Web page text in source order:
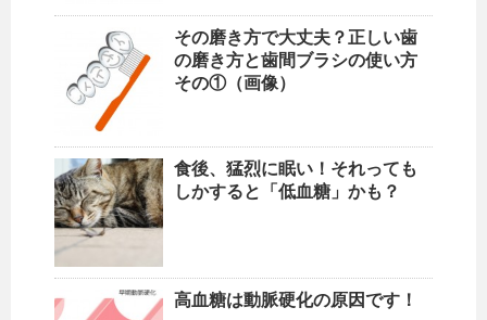
その磨き方で大丈夫？正しい歯
の磨き方と歯間ブラシの使い方
その①（画像）
食後、猛烈に眠い！それっても
しかすると「低血糖」かも？
高血糖は動脈硬化の原因です！